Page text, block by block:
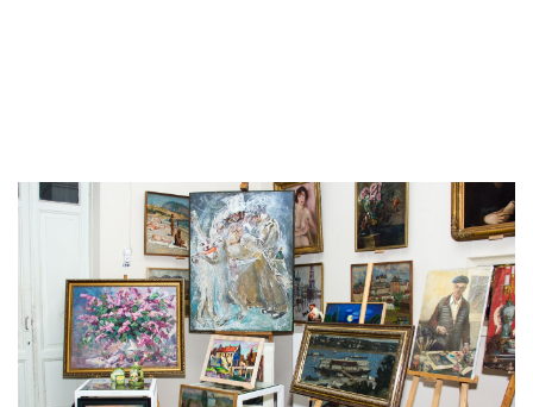
ПРО МУЗЕЙ
Історична довідка
Видання та публікації
Експонати місяця